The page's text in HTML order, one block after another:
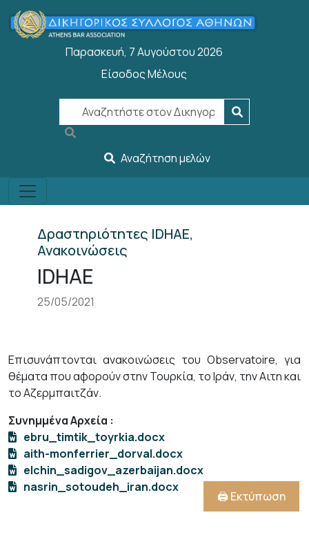
Παράκαμψη προς το κυρίως περιεχόμενο
Παρασκευή, 7 Αυγούστου 2026
User account menu
Είσοδος Μέλους
Αναζήτηση μελών
Δραστηριότητες IDHAE,
Ανακοινώσεις
IDHAE
25/05/2021
Επισυνάπτονται ανακοινώσεις του Observatoire, για
θέματα που αφορούν στην Τουρκία, το Ιράν, την Αιτη και
το Αζερμπαιτζάν.
Συνημμένα Αρχεία :
ebru_timtik_toyrkia.docx
aith-monferrier_dorval.docx
elchin_sadigov_azerbaijan.docx
nasrin_sotoudeh_iran.docx
🖨️ Εκτύπωση